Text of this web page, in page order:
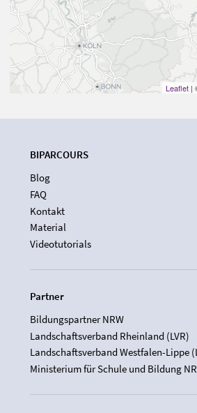
Leaflet |
BIPARCOURS
Blog
FAQ
Kontakt
Material
Videotutorials
Partner
Bildungspartner NRW
Landschaftsverband Rheinland (LVR)
Landschaftsverband Westfalen-Lippe
Ministerium für Schule und Bildung